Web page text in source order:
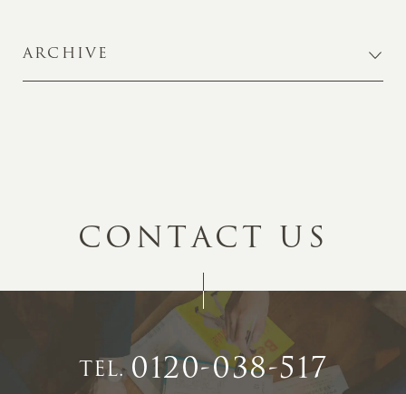
ARCHIVE
CONTACT US
TEL.0120-038-517